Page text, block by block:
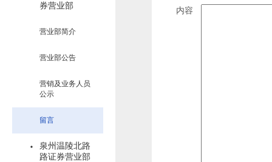
券营业部
营业部简介
营业部公告
营销及业务人员
公示
留言
泉州温陵北路
路证券营业部
内容